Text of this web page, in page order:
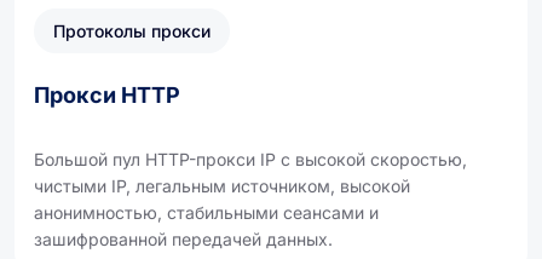
Протоколы прокси
Прокси HTTP
Большой пул HTTP-прокси IP с высокой скоростью,
чистыми IP, легальным источником, высокой
анонимностью, стабильными сеансами и
зашифрованной передачей данных.